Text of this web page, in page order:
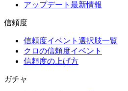
アップデート最新情報
信頼度
信頼度イベント選択肢一覧
クロの信頼度イベント
信頼度の上げ方
ガチャ